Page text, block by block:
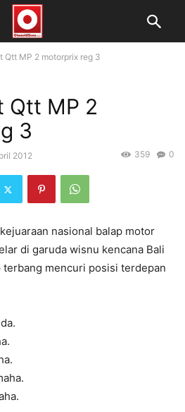
Qtt MP 2 motorprix reg 3
Qtt MP 2
3
2012 0
359
nasional balap motor
di garuda wisnu kencana Bali
terbang mencuri posisi terdepan